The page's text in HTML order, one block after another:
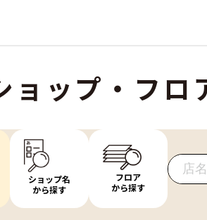
ョップ・フロ
ショップ名
から探す
フロア
から探す